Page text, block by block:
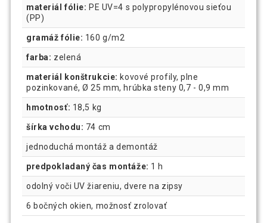
materiál fólie: PE UV=4 s polypropylénovou sieťou
(PP)
gramáž fólie: 160 g/m2
farba: zelená
materiál konštrukcie: kovové profily, plne
pozinkované, Ø 25 mm, hrúbka steny 0,7 - 0,9 mm
hmotnosť: 18,5 kg
šírka vchodu: 74 cm
jednoduchá montáž a demontáž
predpokladaný čas montáže: 1 h
odolný voči UV žiareniu, dvere na zipsy
6 bočných okien, možnosť zrolovať